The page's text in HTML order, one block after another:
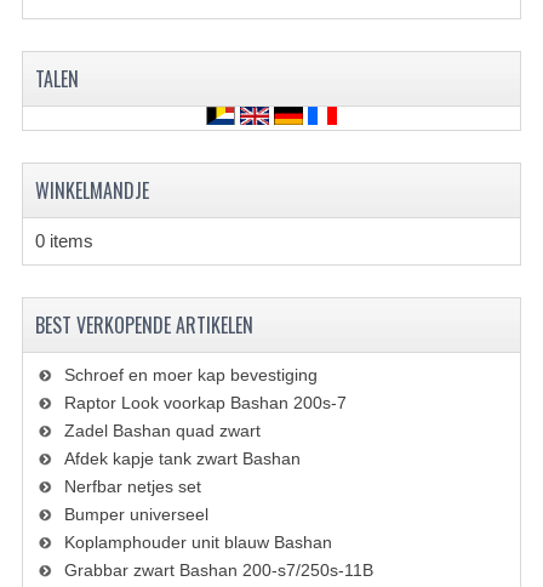
GEREEDSCHAP
KETTING EN TANDWIELEN
MOTOR
REM SYSTEEM
SCHOKBREKERS
STUUR INRICHTING
UITLAAT SYSTEEM
VERLICHTING
WIELEN EN BANDEN
TALEN
WINKELMANDJE
0 items
BEST VERKOPENDE ARTIKELEN
Schroef en moer kap bevestiging
Raptor Look voorkap Bashan 200s-7
Zadel Bashan quad zwart
Afdek kapje tank zwart Bashan
Nerfbar netjes set
Bumper universeel
Koplamphouder unit blauw Bashan
Grabbar zwart Bashan 200-s7/250s-11B